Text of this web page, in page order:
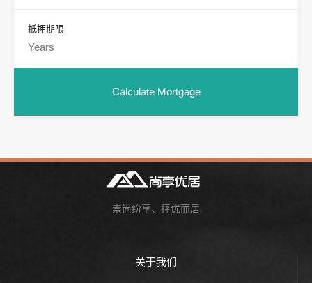
抵押期限
崇尚纷享、择优而居
关于我们